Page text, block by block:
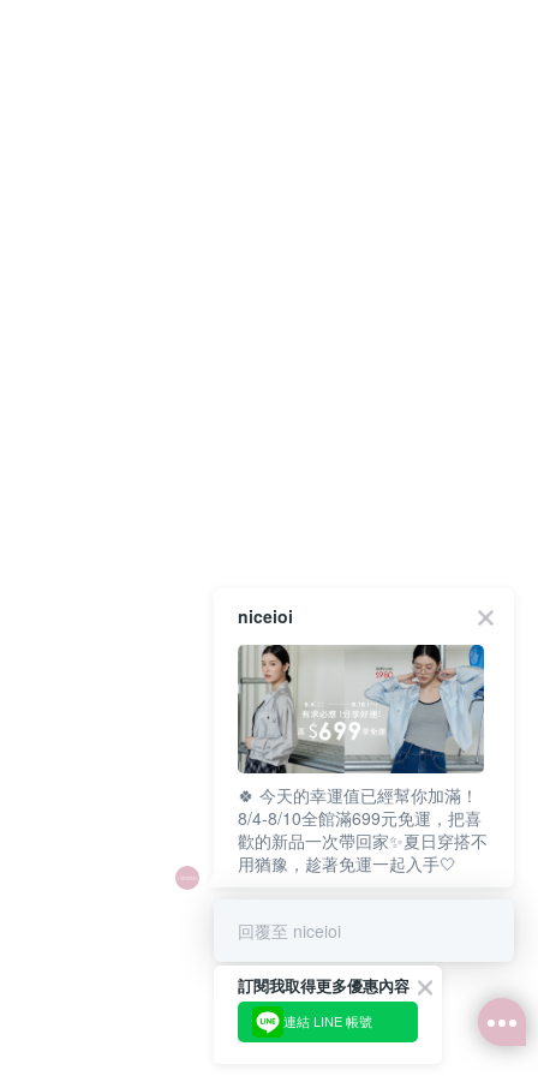
niceioi
🍀 今天的幸運值已經幫你加滿！
8/4-8/10全館滿699元免運，把喜
歡的新品一次帶回家✨夏日穿搭不
用猶豫，趁著免運一起入手🤍
回覆至 niceioi
訂閱我取得更多優惠內容
連結 LINE 帳號